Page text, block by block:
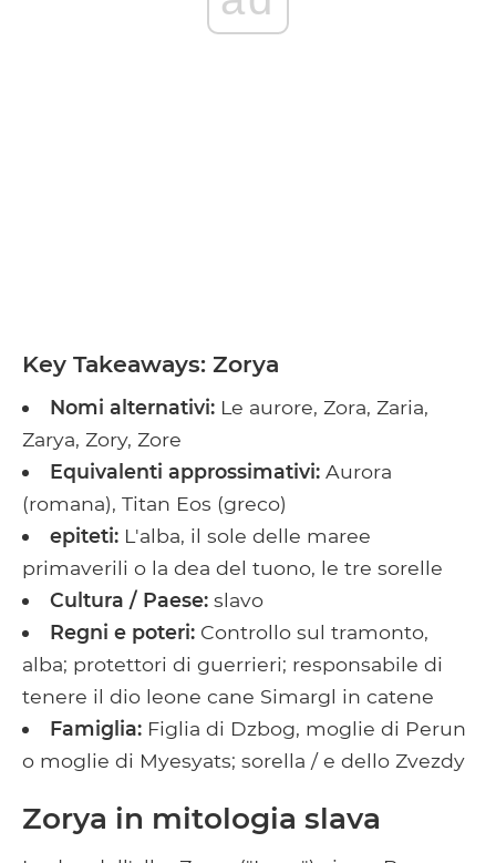
Key Takeaways: Zorya
Nomi alternativi: Le aurore, Zora, Zaria,
Zarya, Zory, Zore
Equivalenti approssimativi: Aurora
(romana), Titan Eos (greco)
epiteti: L'alba, il sole delle maree
primaverili o la dea del tuono, le tre sorelle
Cultura / Paese: slavo
Regni e poteri: Controllo sul tramonto,
alba; protettori di guerrieri; responsabile di
tenere il dio leone cane Simargl in catene
Famiglia: Figlia di Dzbog, moglie di Perun
o moglie di Myesyats; sorella / e dello Zvezdy
Zorya in mitologia slava